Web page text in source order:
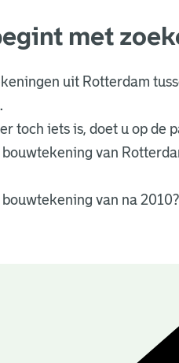
met
uit Rotterdam
toch iets is, doet u op de
van
van na